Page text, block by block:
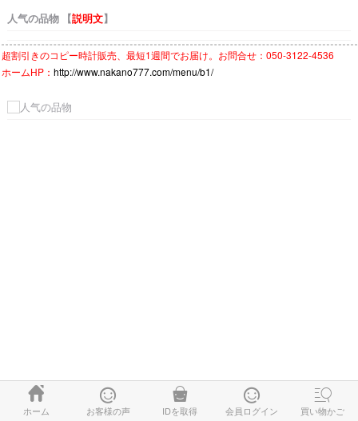
人气の品物 【説明文】
超割引きのコピー時計販売、最短1週間でお届け。お問合せ：050-3122-4536
ホームHP： http://www.nakano777.com/menu/b1/

ホーム

お客様の声

IDを取得

会員ログイン

買い物かご